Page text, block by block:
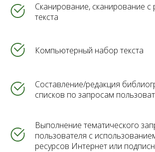
Сканирование, сканирование с
текста
Компьютерный набор текста
Составление/редакция
списков по запросам
Выполнение тематического
пользователя с
ресурсов Интернет или